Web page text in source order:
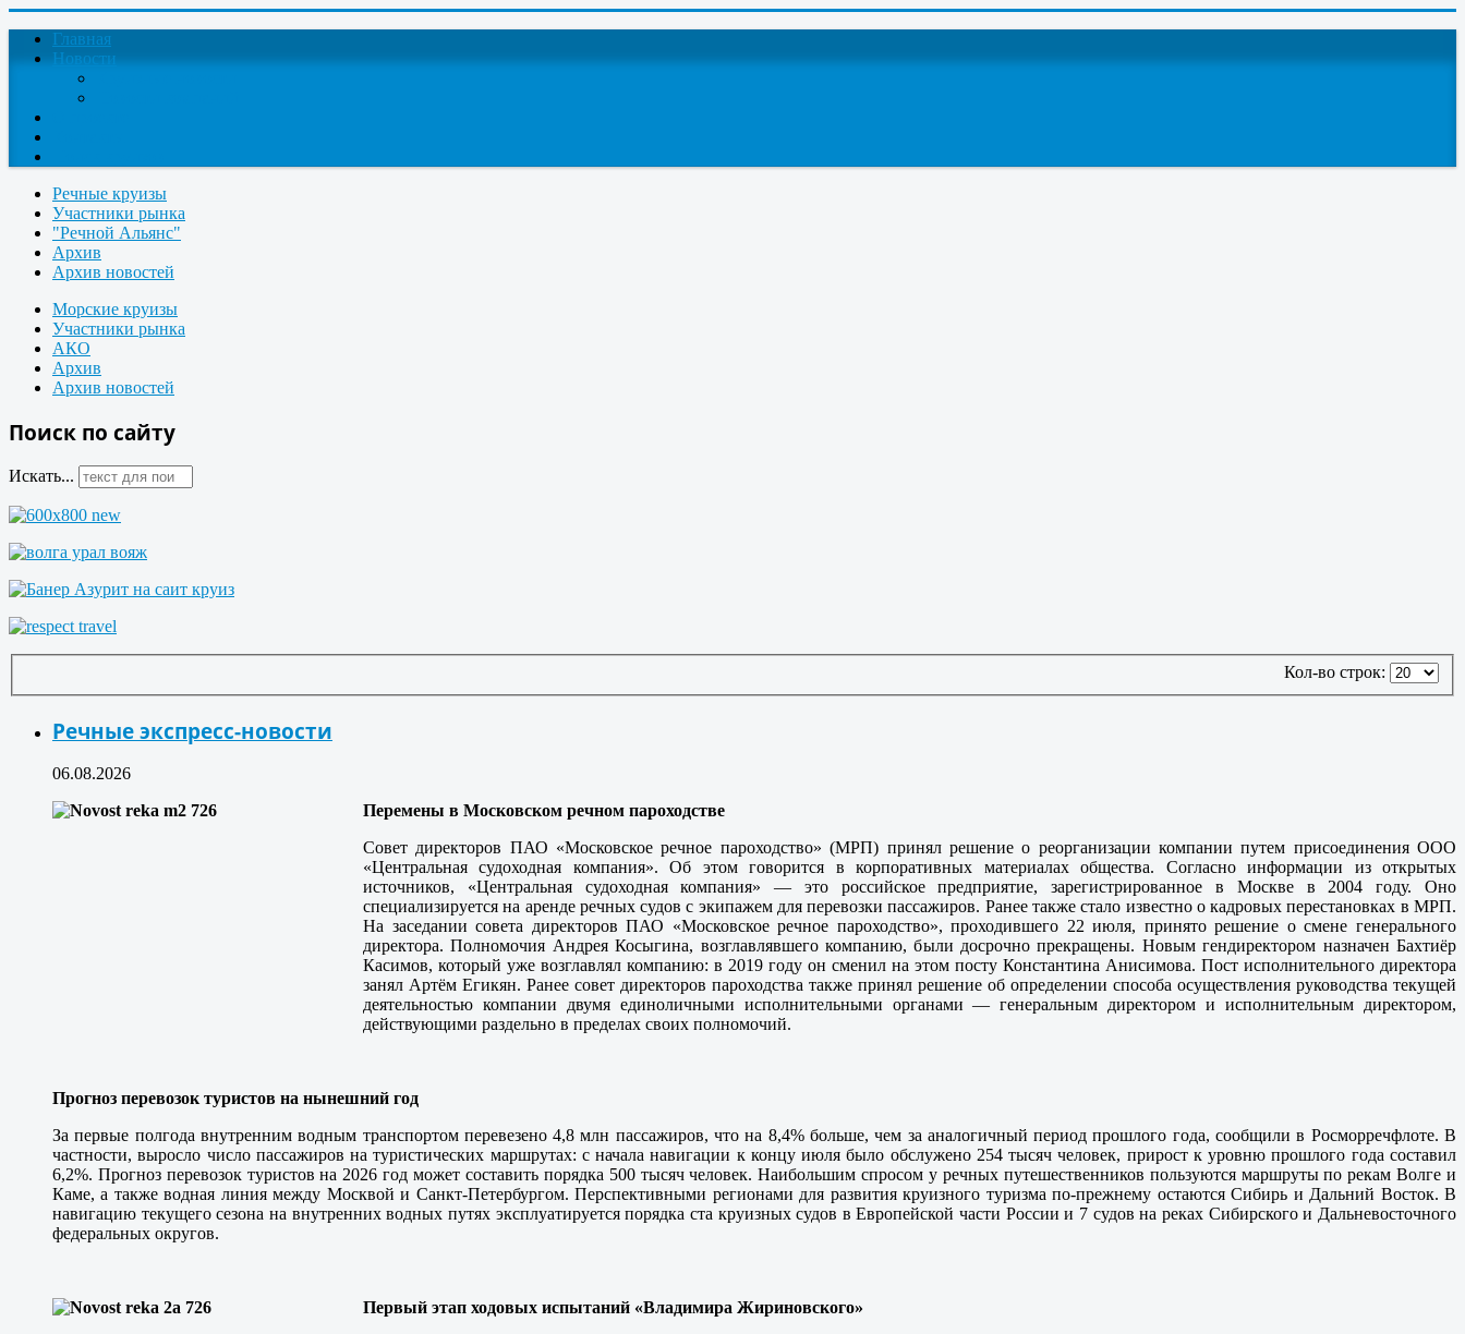
Главная
Новости
Речные круизы
Участники рынка
"Речной Альянс"
Архив
Архив новостей
Морские круизы
Участники рынка
АКО
Архив
Архив новостей
Поиск по сайту
Искать...
Кол-во строк:
Речные экспресс-новости
06.08.2026
Перемены в Московском речном пароходстве
Совет директоров ПАО «Московское речное пароходство» (МРП) принял решение о реорганизации компании путем присоединения ООО
«Центральная судоходная компания». Об этом говорится в корпоративных материалах общества. Согласно информации из открытых
источников, «Центральная судоходная компания» — это российское предприятие, зарегистрированное в Москве в 2004 году. Оно
специализируется на аренде речных судов с экипажем для перевозки пассажиров. Ранее также стало известно о кадровых перестановках в МРП.
На заседании совета директоров ПАО «Московское речное пароходство», проходившего 22 июля, принято решение о смене генерального
директора. Полномочия Андрея Косыгина, возглавлявшего компанию, были досрочно прекращены. Новым гендиректором назначен Бахтиёр
Касимов, который уже возглавлял компанию: в 2019 году он сменил на этом посту Константина Анисимова. Пост исполнительного директора
занял Артём Егикян. Ранее совет директоров пароходства также принял решение об определении способа осуществления руководства текущей
деятельностью компании двумя единоличными исполнительными органами — генеральным директором и исполнительным директором,
действующими раздельно в пределах своих полномочий.
Прогноз перевозок туристов на нынешний год
За первые полгода внутренним водным транспортом перевезено 4,8 млн пассажиров, что на 8,4% больше, чем за аналогичный период прошлого года, сообщили в Росморречфлоте. В
частности, выросло число пассажиров на туристических маршрутах: с начала навигации к концу июля было обслужено 254 тысяч человек, прирост к уровню прошлого года составил
6,2%. Прогноз перевозок туристов на 2026 год может составить порядка 500 тысяч человек. Наибольшим спросом у речных путешественников пользуются маршруты по рекам Волге и
Каме, а также водная линия между Москвой и Санкт-Петербургом. Перспективными регионами для развития круизного туризма по-прежнему остаются Сибирь и Дальний Восток. В
навигацию текущего сезона на внутренних водных путях эксплуатируется порядка ста круизных судов в Европейской части России и 7 судов на реках Сибирского и Дальневосточного
федеральных округов.
Первый этап ходовых испытаний «Владимира Жириновского»